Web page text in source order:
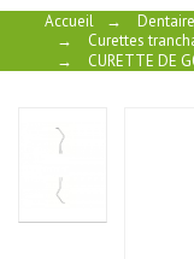
Accueil → Dentaire
→
Curettes
→
CURETTE DE